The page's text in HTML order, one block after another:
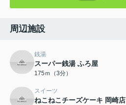
周辺施設
銭湯
スーパー銭湯 ふろ屋
175ｍ（3分）
スイーツ
ねこねこチーズケーキ 岡崎店